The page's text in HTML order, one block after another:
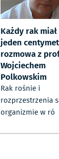
Każdy rak
jeden
rozmowa z
Wojciechem
Polkowskim
Rak rośnie i
rozprzestrzenia
organizmie w ró